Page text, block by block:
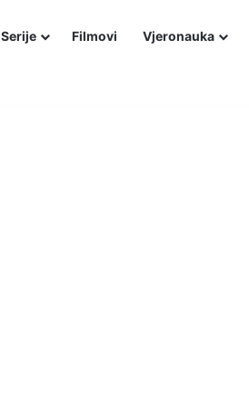
Serije Filmovi Vjeronauka